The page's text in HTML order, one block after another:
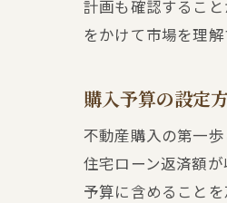
計画も確認するこ
をかけて市場を理
購入予算の設定
不動産購入の第一
住宅ローン返済額
予算に含めること